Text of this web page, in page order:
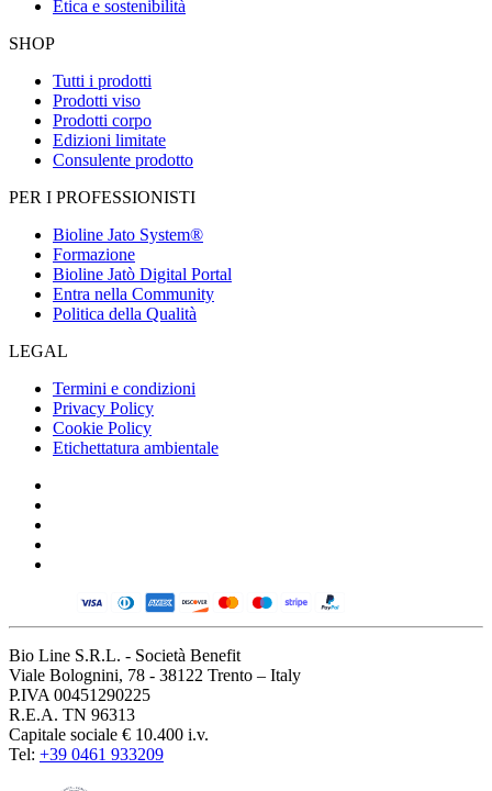
Etica e sostenibilità
SHOP
Tutti i prodotti
Prodotti viso
Prodotti corpo
Edizioni limitate
Consulente prodotto
PER I PROFESSIONISTI
Bioline Jato System®
Formazione
Bioline Jatò Digital Portal
Entra nella Community
Politica della Qualità
LEGAL
Termini e condizioni
Privacy Policy
Cookie Policy
Etichettatura ambientale
Bio Line S.R.L. - Società Benefit
Viale Bolognini, 78 - 38122 Trento – Italy
P.IVA 00451290225
R.E.A. TN 96313
Capitale sociale € 10.400 i.v.
Tel: +39 0461 933209